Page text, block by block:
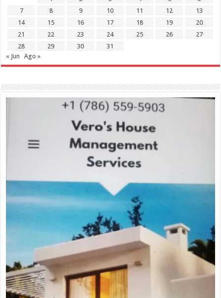
7
8 9 10 11 12
13
14
15 16 17 18 19
20
21
22 23 24 25 26
27
28
29 30
31
« Jun
Ago »